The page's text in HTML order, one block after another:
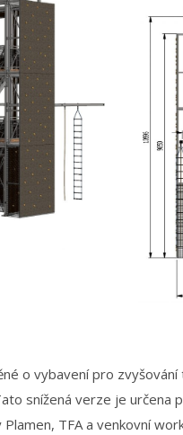
o vybavení pro
snížená verze je určena
TFA a venkovní